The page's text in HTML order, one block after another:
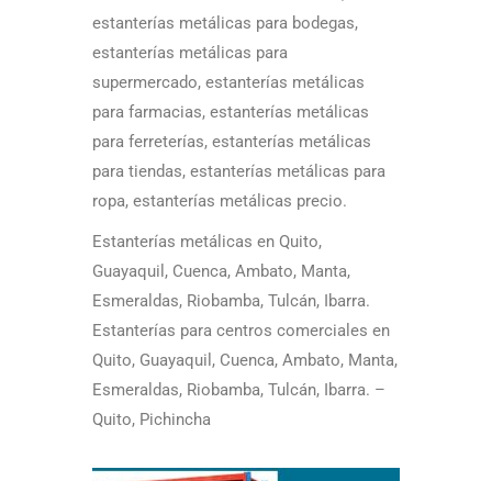
estanterías metálicas para bodegas,
estanterías metálicas para
supermercado, estanterías metálicas
para farmacias, estanterías metálicas
para ferreterías, estanterías metálicas
para tiendas, estanterías metálicas para
ropa, estanterías metálicas precio.
Estanterías metálicas en Quito,
Guayaquil, Cuenca, Ambato, Manta,
Esmeraldas, Riobamba, Tulcán, Ibarra.
Estanterías para centros comerciales en
Quito, Guayaquil, Cuenca, Ambato, Manta,
Esmeraldas, Riobamba, Tulcán, Ibarra. –
Quito, Pichincha